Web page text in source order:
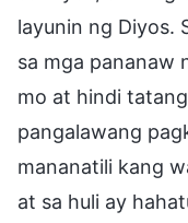
layunin ng Diyos.
sa mga pananaw
mo at hindi
pangalawang
mananatili kang
at sa huli ay